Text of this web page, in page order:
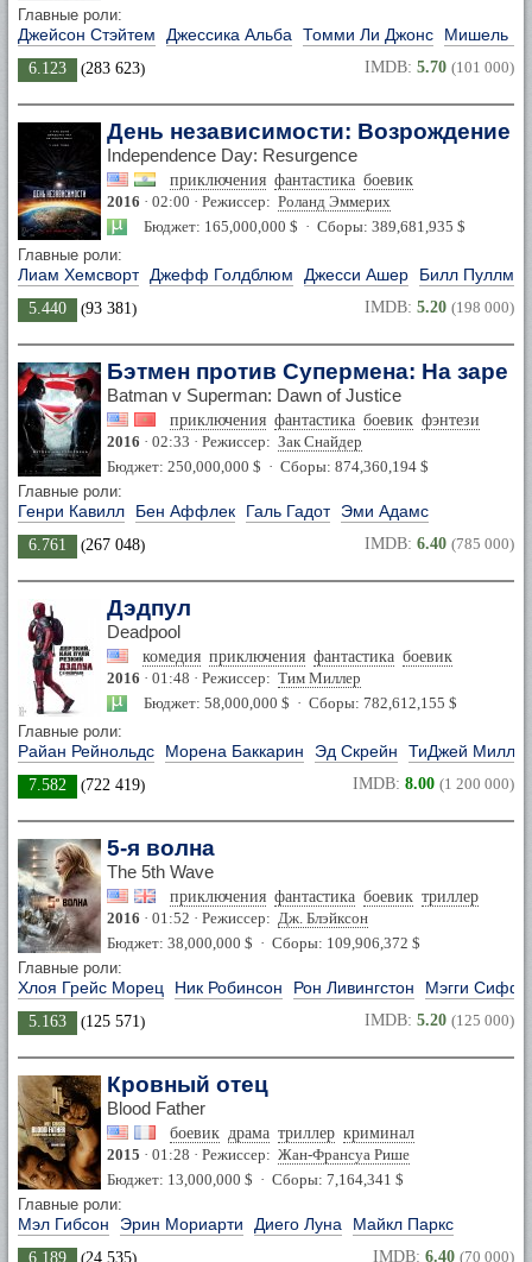
Главные роли:
Джейсон Стэйтем Джессика Альба Томми Ли Джонс Мишель
6.123 (283 623) IMDB: 5.70 (101 000)
День независимости: Возрождение
Independence Day: Resurgence
приключения фантастика боевик
2016 · 02:00 · Режиссер: Роланд Эммерих
Бюджет: 165,000,000 $ · Сборы: 389,681,935 $
Главные роли:
Лиам Хемсворт Джефф Голдблюм Джесси Ашер Билл Пуллман
5.440 (93 381) IMDB: 5.20 (198 000)
Бэтмен против Супермена: На заре
Batman v Superman: Dawn of Justice
приключения фантастика боевик фэнтези
2016 · 02:33 · Режиссер: Зак Снайдер
Бюджет: 250,000,000 $ · Сборы: 874,360,194 $
Главные роли:
Генри Кавилл Бен Аффлек Галь Гадот Эми Адамс
6.761 (267 048) IMDB: 6.40 (785 000)
Дэдпул
Deadpool
комедия приключения фантастика боевик
2016 · 01:48 · Режиссер: Тим Миллер
Бюджет: 58,000,000 $ · Сборы: 782,612,155 $
Главные роли:
Райан Рейнольдс Морена Баккарин Эд Скрейн ТиДжей
7.582 (722 419) IMDB: 8.00 (1 200 000)
5-я волна
The 5th Wave
приключения фантастика боевик триллер
2016 · 01:52 · Режиссер: Дж. Блэйксон
Бюджет: 38,000,000 $ · Сборы: 109,906,372 $
Главные роли:
Хлоя Грейс Морец Ник Робинсон Рон Ливингстон Мэгги Сифф
5.163 (125 571) IMDB: 5.20 (125 000)
Кровный отец
Blood Father
боевик драма триллер криминал
2015 · 01:28 · Режиссер: Жан-Франсуа Рише
Бюджет: 13,000,000 $ · Сборы: 7,164,341 $
Главные роли:
Мэл Гибсон Эрин Мориарти Диего Луна Майкл Паркс
6.189 (24 535) IMDB: 6.40 (70 000)